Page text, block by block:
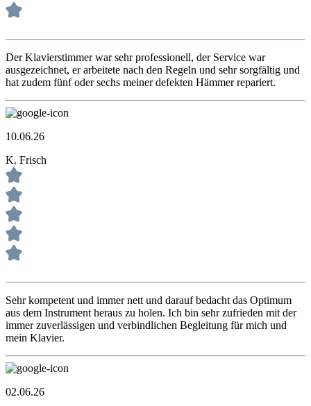
Der Klavierstimmer war sehr professionell, der Service war
ausgezeichnet, er arbeitete nach den Regeln und sehr sorgfältig und
hat zudem fünf oder sechs meiner defekten Hämmer repariert.
10.06.26
K. Frisch
Sehr kompetent und immer nett und darauf bedacht das Optimum
aus dem Instrument heraus zu holen. Ich bin sehr zufrieden mit der
immer zuverlässigen und verbindlichen Begleitung für mich und
mein Klavier.
02.06.26